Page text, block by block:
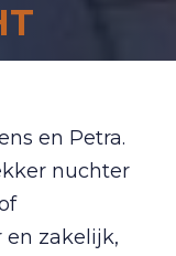
en Petra.
nuchter
en zakelijk,